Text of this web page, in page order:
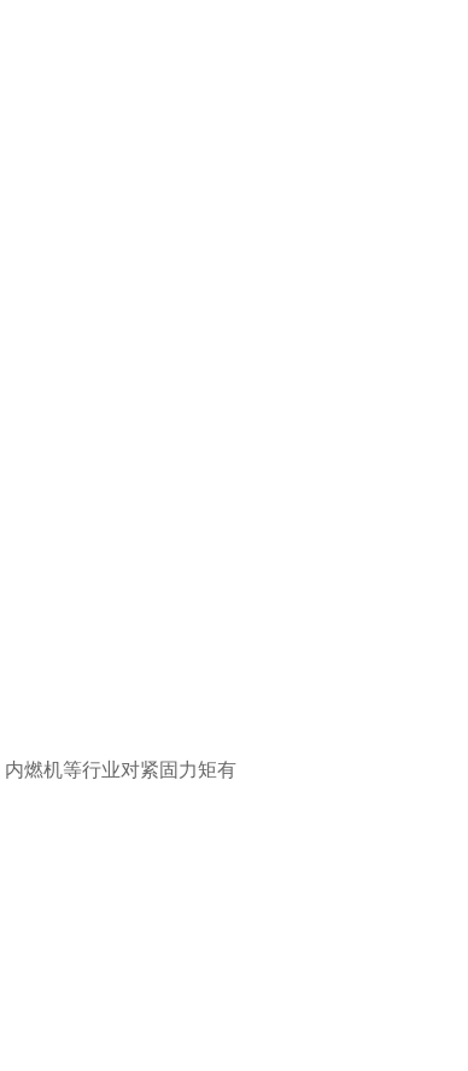
燃机等行业对紧固力矩有